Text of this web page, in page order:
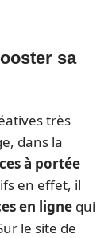
sa
très
dans la
à portée
en effet, il
en ligne qui
le site de